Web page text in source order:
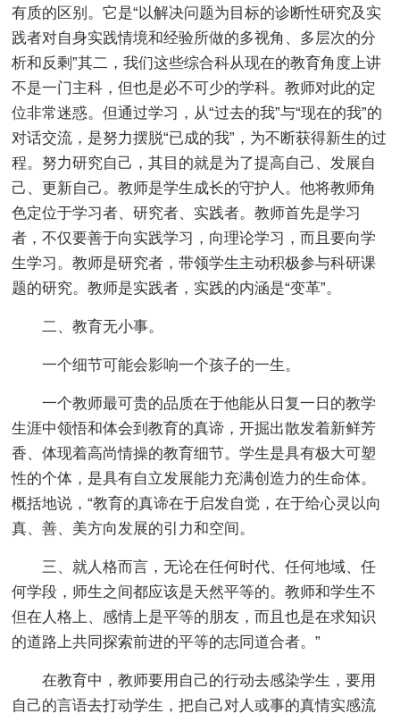
有质的区别。它是“以解决问题为目标的诊断性研究及实
践者对自身实践情境和经验所做的多视角、多层次的分
析和反剩”其二，我们这些综合科从现在的教育角度上讲
不是一门主科，但也是必不可少的学科。教师对此的定
位非常迷惑。但通过学习，从“过去的我”与“现在的我”的
对话交流，是努力摆脱“已成的我”，为不断获得新生的过
程。努力研究自己，其目的就是为了提高自己、发展自
己、更新自己。教师是学生成长的守护人。他将教师角
色定位于学习者、研究者、实践者。教师首先是学习
者，不仅要善于向实践学习，向理论学习，而且要向学
生学习。教师是研究者，带领学生主动积极参与科研课
题的研究。教师是实践者，实践的内涵是“变革”。
二、教育无小事。
一个细节可能会影响一个孩子的一生。
一个教师最可贵的品质在于他能从日复一日的教学
生涯中领悟和体会到教育的真谛，开掘出散发着新鲜芳
香、体现着高尚情操的教育细节。学生是具有极大可塑
性的个体，是具有自立发展能力充满创造力的生命体。
概括地说，“教育的真谛在于启发自觉，在于给心灵以向
真、善、美方向发展的引力和空间。
三、就人格而言，无论在任何时代、任何地域、任
何学段，师生之间都应该是天然平等的。教师和学生不
但在人格上、感情上是平等的朋友，而且也是在求知识
的道路上共同探索前进的平等的志同道合者。”
在教育中，教师要用自己的行动去感染学生，要用
自己的言语去打动学生，把自己对人或事的真情实感流